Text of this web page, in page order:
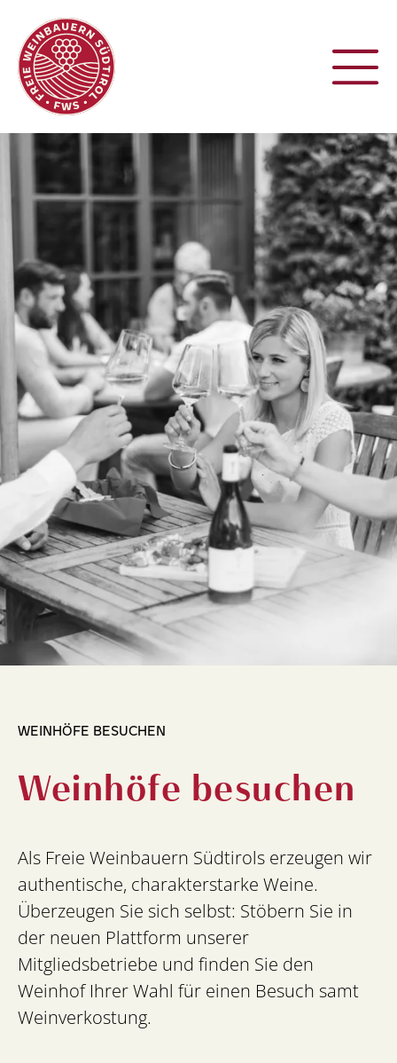
WEINHÖFE BESUCHEN
Weinhöfe besuchen
Als Freie Weinbauern Südtirols erzeugen wir
authentische, charakterstarke Weine.
Überzeugen Sie sich selbst: Stöbern Sie in
der neuen Plattform unserer
Mitgliedsbetriebe und finden Sie den
Weinhof Ihrer Wahl für einen Besuch samt
Weinverkostung.